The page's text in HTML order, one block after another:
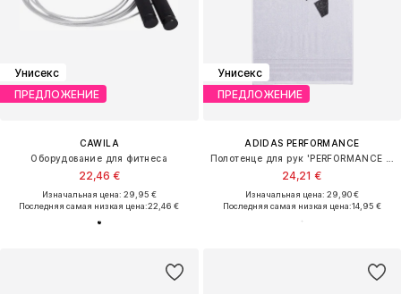
Унисекс
ПРЕДЛОЖЕНИЕ
CAWILA
Оборудование для фитнеса
22,46 €
Изначальная цена: 29,95 €
Последняя самая низкая цена:22,46 €
Унисекс
ПРЕДЛОЖЕНИЕ
ADIDAS PERFORMANCE
24,21 €
Изначальная цена: 29,90 €
Последняя самая низкая цена:14,95 €